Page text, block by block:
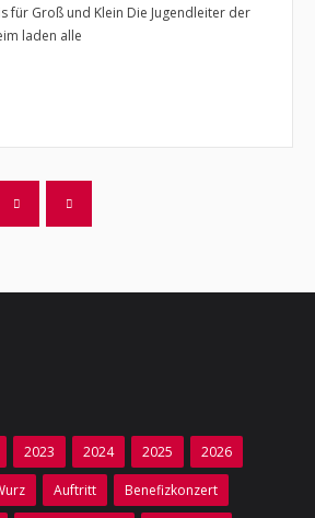
für Groß und Klein Die Jugendleiter der
laden alle
2023 2024 2025 2026
Auftritt Benefizkonzert